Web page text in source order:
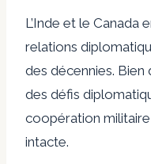
L’Inde et le Canada
relations
des décennies. Bien
des défis
coopération
intacte.